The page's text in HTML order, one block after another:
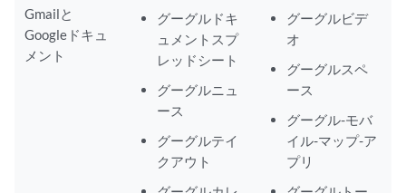
Gmailと
Googleドキュ
メント
グーグルドキ
ュメントスプ
レッドシート
グーグルニュ
ース
グーグルテイ
クアウト
グーグルビデ
オ
グーグルスペ
ース
グーグル-モバ
イル-マップ-ア
プリ